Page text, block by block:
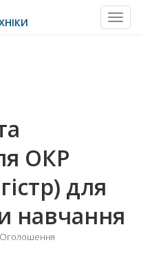
ОКР
для
навчання
Оголошення